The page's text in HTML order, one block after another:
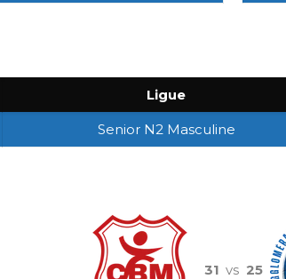
Ligue
Senior N2 Masculine
31 vs 25